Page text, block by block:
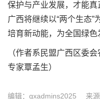
保护与产业发展，才能真
广西将继续以“两个生态
培育新动能，为全国绿色
（作者系民盟广西区委
专家覃孟生）
编辑：gxadmins2025 来源